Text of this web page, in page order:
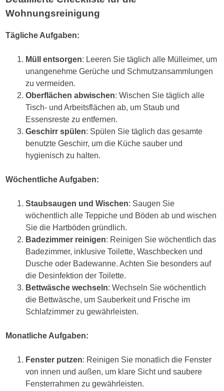
Wohnungsreinigung
Tägliche Aufgaben:
Müll entsorgen: Leeren Sie täglich alle Mülleimer, um
unangenehme Gerüche und Schmutzansammlungen
zu vermeiden.
Oberflächen abwischen: Wischen Sie täglich alle
Tisch- und Arbeitsflächen ab, um Staub und
Essensreste zu entfernen.
Geschirr spülen: Spülen Sie täglich das gesamte
benutzte Geschirr, um die Küche sauber und
hygienisch zu halten.
Wöchentliche Aufgaben:
Staubsaugen und Wischen: Saugen Sie
wöchentlich alle Teppiche und Böden ab und wischen
Sie die Hartböden gründlich.
Badezimmer reinigen: Reinigen Sie wöchentlich das
Badezimmer, inklusive Toilette, Waschbecken und
Dusche oder Badewanne. Achten Sie besonders auf
die Desinfektion der Toilette.
Bettwäsche wechseln: Wechseln Sie wöchentlich
die Bettwäsche, um Sauberkeit und Frische im
Schlafzimmer zu gewährleisten.
Monatliche Aufgaben:
Fenster putzen: Reinigen Sie monatlich die Fenster
von innen und außen, um klare Sicht und saubere
Fensterrahmen zu gewährleisten.